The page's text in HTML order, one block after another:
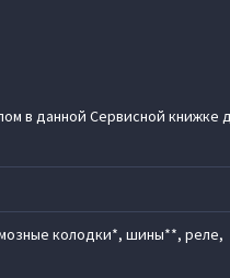
в данной Сервисной книжке
колодки*, шины**, реле,